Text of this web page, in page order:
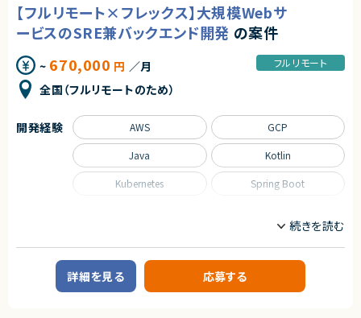
・自社SaaSプロダクトのリードに携わることができます！
契約元
株式会社LASSIC
エージェントから
◎基幹システムの刷新プロジェクトに携われるため、上流から運用まで幅広
い経験が積めます！
豊富です！
◎社内ユーザーと距離が近く、ビジネスへの貢献実感を持ちながら開発で
◎ハイブリッド勤務のため、リモートと出社のバランスが取れた働き方が可
・WebLogicからJBossへの移行方式検討
・JBoss環境の設計・構築
・AWS環境上での設定および動作検証
・非機能要件（性能・可用性）の整理
・性能試験〜負荷試験のテスト設計および評価
・各種検証および移行支援
・関係者との技術的調整
■担当工程
・要件整理〜設計、構築、テスト、評価まで一貫して担当
求めるスキル
・非機能テスト設計経験
（性能試験〜負荷試験までアプリTと足並み揃えてテストを進めていける方）
■尚可スキル
【フルリモート×フレックス】大規模Webサ
ービスのSRE兼バックエンド開発 の案件
~ 670,000 円 ／月
全国（フルリモートのため）
フルリモート
業務内容
求職者向けWebサービスの開発にて、SREおよびバックエンドエンジニアと
開発経験 AWS GCP
Java Kotlin
Kubernetes Spring Boot
詳細を見る 応募する